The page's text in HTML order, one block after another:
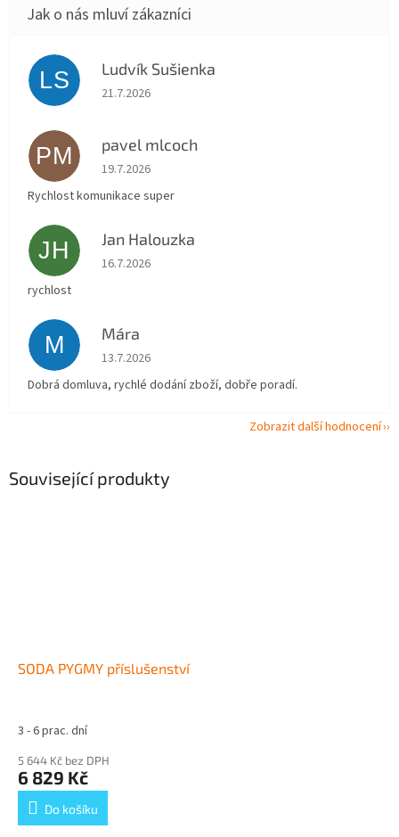
Související produkty
SODA PYGMY příslušenství
3 - 6 prac. dní
5 644 Kč bez DPH
6 829 Kč
Do košíku
LS Ludvík Sušienka
Hodnocení obchodu je 5 z 5 hvězdiček.
21.7.2026
PM pavel mlcoch
Hodnocení obchodu je 5 z 5 hvězdiček.
19.7.2026
Rychlost komunikace super
JH Jan Halouzka
Hodnocení obchodu je 5 z 5 hvězdiček.
16.7.2026
rychlost
M Mára
Hodnocení obchodu je 5 z 5 hvězdiček.
13.7.2026
Dobrá domluva, rychlé dodání zboží, dobře poradí.
Zobrazit další hodnocení